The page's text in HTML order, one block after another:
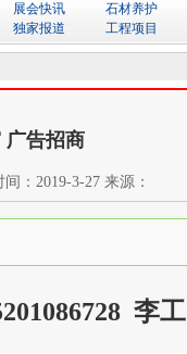
展会快讯 石材养护
独家报道 工程项目
广告招商
： 2019-3-27来源：
李工